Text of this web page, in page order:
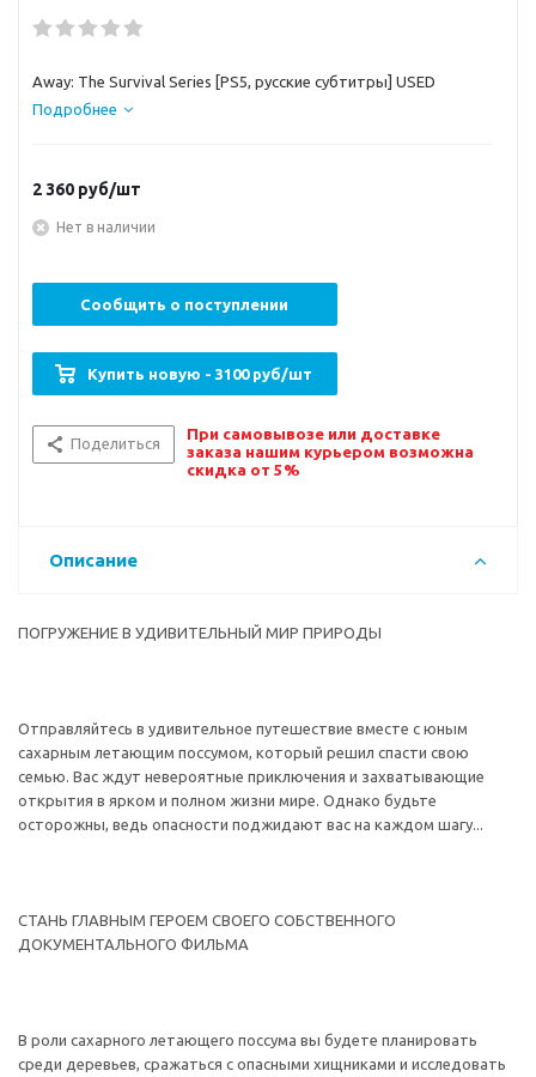
Away: The Survival Series [PS5, русские субтитры] USED
Подробнее
2 360 руб/шт
Нет в наличии
Сообщить о поступлении
Купить новую - 3100 руб/шт
Поделиться
При самовывозе или доставке
заказа нашим курьером возможна
скидка от 5%
Описание
ПОГРУЖЕНИЕ В УДИВИТЕЛЬНЫЙ МИР ПРИРОДЫ
Отправляйтесь в удивительное путешествие вместе с юным
сахарным летающим поссумом, который решил спасти свою
семью. Вас ждут невероятные приключения и захватывающие
открытия в ярком и полном жизни мире. Однако будьте
осторожны, ведь опасности поджидают вас на каждом шагу...
СТАНЬ ГЛАВНЫМ ГЕРОЕМ СВОЕГО СОБСТВЕННОГО
ДОКУМЕНТАЛЬНОГО ФИЛЬМА
В роли сахарного летающего поссума вы будете планировать
среди деревьев, сражаться с опасными хищниками и исследовать